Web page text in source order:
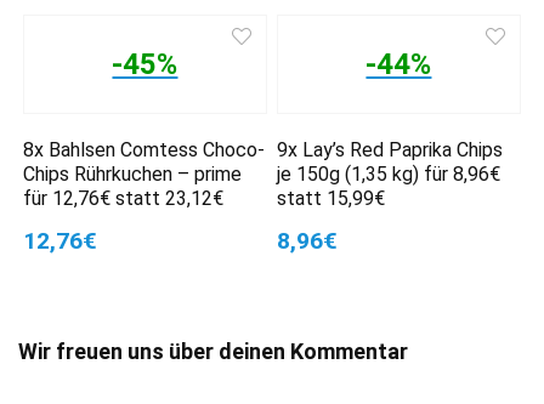
-45%
8x Bahlsen Comtess Choco-
Chips Rührkuchen – prime
für 12,76€ statt 23,12€
12,76€
-44%
9x Lay’s Red Paprika Chips
je 150g (1,35 kg) für 8,96€
statt 15,99€
8,96€
Wir freuen uns über deinen Kommentar